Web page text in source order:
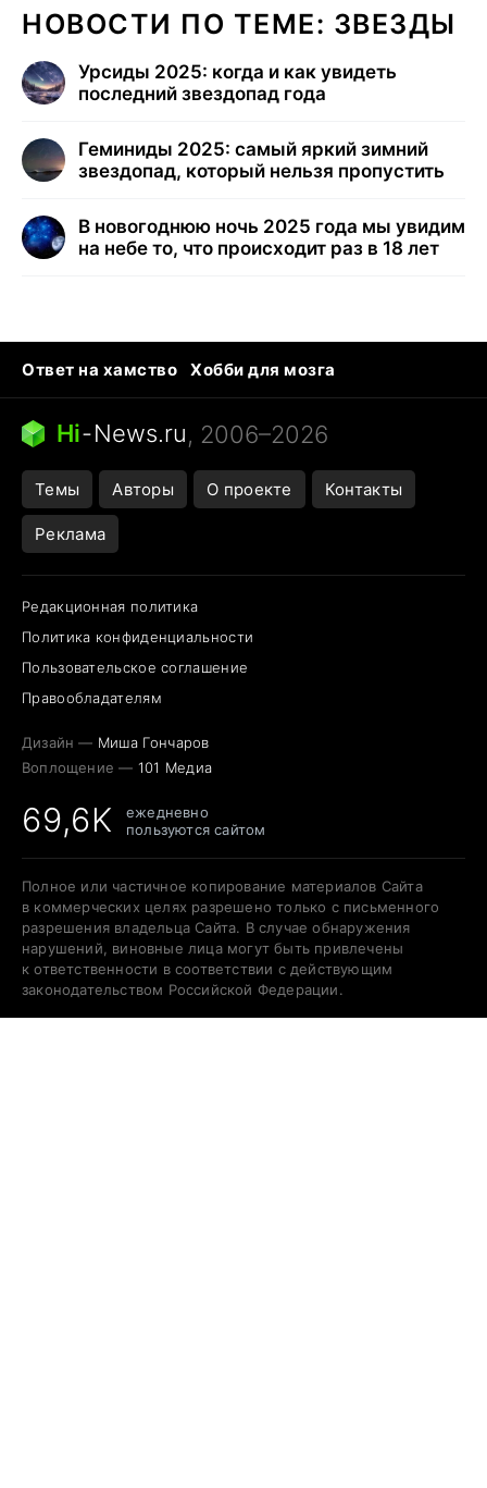
НОВОСТИ ПО ТЕМЕ: ЗВЕЗДЫ
Урсиды 2025: когда и как увидеть
последний звездопад года
Геминиды 2025: самый яркий зимний
звездопад, который нельзя пропустить
В новогоднюю ночь 2025 года мы увидим
на небе то, что происходит раз в 18 лет
Ответ на хамство
Хобби для мозга
Бензин 100 vs 95
Тунцы в океанариуме
Следующая пандемия
Hi-News.ru, 2006–2026
Темы Авторы О проекте Контакты
Реклама
Редакционная политика
Политика конфиденциальности
Пользовательское соглашение
Правообладателям
Дизайн — Миша Гончаров
Воплощение — 101 Медиа
69,6K
ежедневно
пользуются сайтом
Полное или частичное копирование материалов Сайта
в коммерческих целях разрешено только с письменного
разрешения владельца Сайта. В случае обнаружения
нарушений, виновные лица могут быть привлечены
к ответственности в соответствии с действующим
законодательством Российской Федерации.